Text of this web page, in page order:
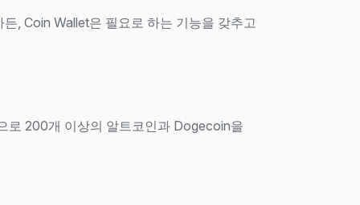
, Coin Wallet은 필요로 하는 기능을 갖추고
로 200개 이상의 알트코인과 Dogecoin을